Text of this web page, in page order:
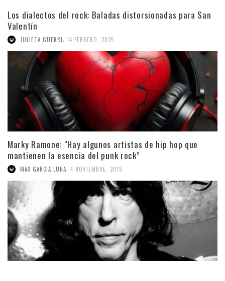
Los dialectos del rock: Baladas distorsionadas para San
Valentín
JULIETA GÜERRI, 14 FEBRERO, 2025
Marky Ramone: “Hay algunos artistas de hip hop que
mantienen la esencia del punk rock”
MAX GARCIA LUNA, 4 NOVIEMBRE, 2019